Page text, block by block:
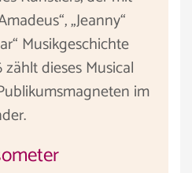
„Jeanny“
Musikgeschichte
dieses Musical
im